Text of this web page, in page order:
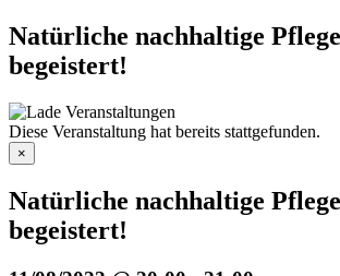
Natürliche nachhaltige
begeistert!
Diese Veranstaltung hat bereits stattgefunden.
×
Natürliche nachhaltige
begeistert!